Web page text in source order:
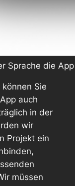
Sprache die
Sie
auch
in der
wir
Projekt ein
müssen